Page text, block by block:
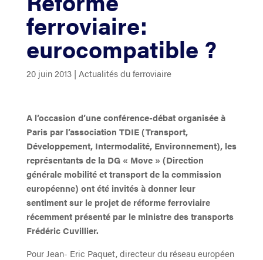
ferroviaire:
eurocompatible ?
20 juin 2013| Actualités du ferroviaire
A l’occasion d’une conférence-débat organisée à
Paris par l’association TDIE (Transport,
Développement, Intermodalité, Environnement), les
représentants de la DG « Move » (Direction
générale mobilité et transport de la commission
européenne) ont été invités à donner leur
sentiment sur le projet de réforme ferroviaire
récemment présenté par le ministre des transports
Frédéric Cuvillier.
Pour Jean- Eric Paquet, directeur du réseau européen